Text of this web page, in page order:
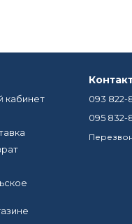
кабинет
093 822-
095 832-